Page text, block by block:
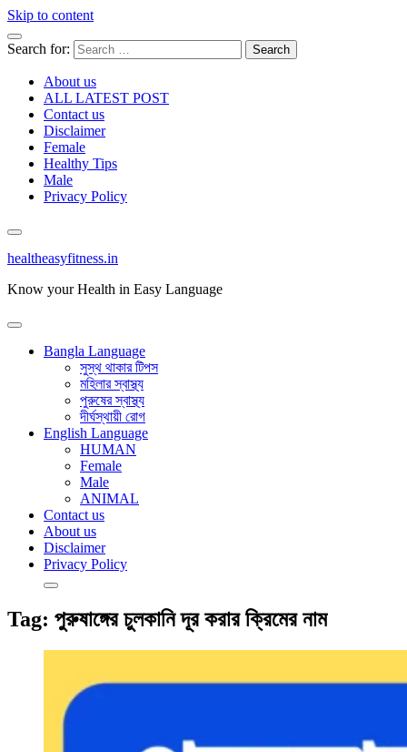
Skip to content
Search for:
About us
ALL LATEST POST
Contact us
Disclaimer
Female
Healthy Tips
Male
Privacy Policy
healtheasyfitness.in
Know your Health in Easy Language
Bangla Language
সুস্থ থাকার টিপস
মহিলার স্বাস্থ্য
পুরুষের স্বাস্থ্য
দীর্ঘস্থায়ী রোগ
English Language
HUMAN
Female
Male
ANIMAL
Contact us
About us
Disclaimer
Privacy Policy
Tag: পুরুষাঙ্গের চুলকানি দূর করার ক্রিমের নাম